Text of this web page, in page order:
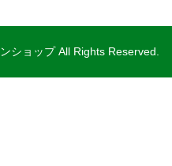
ショップ All Rights Reserved.